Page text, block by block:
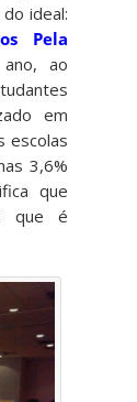
ideal:
Pela
ao
em
escolas
3,6%
que
que é